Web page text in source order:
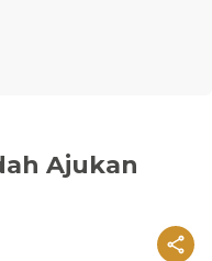
Ajukan